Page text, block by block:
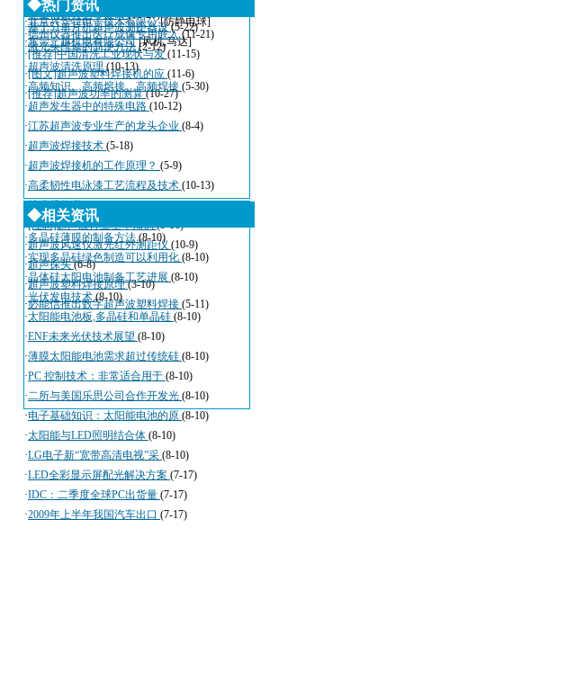
·北京兴华特电子技术有限公 [防静电球]
·东莞三越机电有限公司 [风机,马达]
·适量辐射有利于健康(11-20)
·德州仪器推出医疗成像专用嵌入(11-21)
·[推荐]中国清洗工业现状与发(11-15)
·[图文]超声波塑料焊接机的应 (11-6)
·[推荐]超声波功率的测算(10-27)
◆热门资讯
·基于51单片机超声波测距器设(5-22)
·激光头维修的简便方法(2-12)
·超声波清洗原理(10-13)
·高频知识、高频熔接、高频焊接 (5-30)
·超声发生器中的特殊电路 (10-12)
·江苏超声波专业生产的龙头企业 (8-4)
·超声波焊接技术 (5-18)
·超声波焊接机的工作原理？ (5-9)
·高柔韧性电泳漆工艺流程及技术 (10-13)
技术规格书
(4-3)
·[注意]超声波行业基本知识(5-16)
·超声波风速仪激光红外测距仪 (10-9)
·超声探头(6-8)
·超声波塑料焊接原理(3-10)
·必能信推出数字超声波塑料焊接 (5-11)
◆相关资讯
·多晶硅薄膜的制备方法(8-10)
·实现多晶硅绿色制造可以利用化 (8-10)
·晶体硅太阳电池制备工艺进展 (8-10)
·光伏发电技术(8-10)
·太阳能电池板,多晶硅和单晶硅 (8-10)
·ENF未来光伏技术展望 (8-10)
·薄膜太阳能电池需求超过传统硅 (8-10)
·PC 控制技术：非常适合用于 (8-10)
·二所与美国乐思公司合作开发光 (8-10)
·电子基础知识：太阳能电池的原 (8-10)
·太阳能与LED照明结合体 (8-10)
·LG电子新“宽带高清电视”采 (8-10)
·LED全彩显示屏配光解决方案 (7-17)
·IDC：二季度全球PC出货量 (7-17)
·2009年上半年我国汽车出口 (7-17)